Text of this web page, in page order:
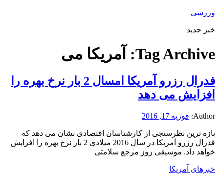
ورزشی
خبر جدید
Tag Archive: آمریکا می
فدرال رزرو آمریکا امسال 2 بار نرخ بهره را
افزایش می دهد
Author: فوریه 17, 2016
تازه ترین نظرسنجی از کارشناسان اقتصادی نشان می دهد که
فدرال رزرو آمریکا در سال 2016 میلادی 2 بار نرخ بهره را افزایش
خواهد داد. موسیقی روز مرجع سلامتی
خبرهای آمریکا